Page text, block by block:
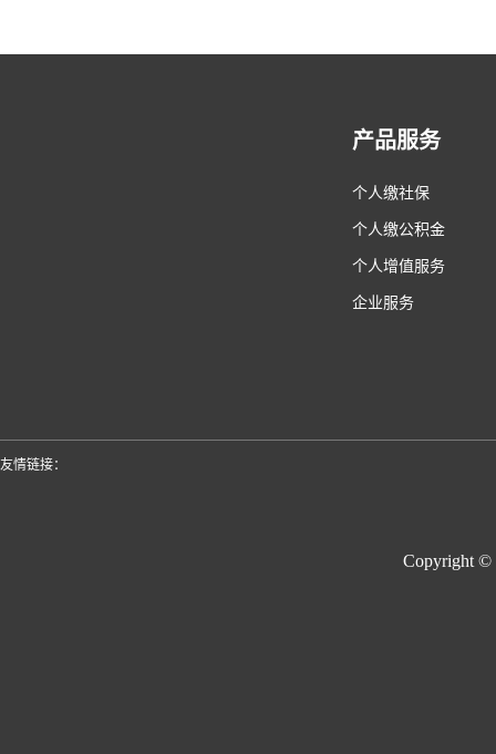
产品服务
个人缴社保
个人缴公积金
个人增值服务
企业服务
友情链接：
Copyright ©